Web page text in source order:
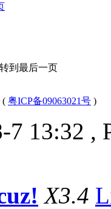
到最后一页
( 粤ICP备09063021号 )
7 13:32 ,
X3.4